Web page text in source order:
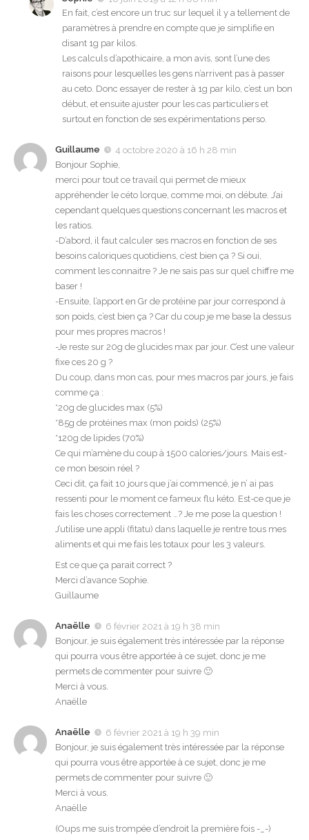
En fait, c’est encore un truc sur lequel il y a tellement de
paramètres à prendre en compte que je simplifie en
disant 1g par kilos.
Les calculs d’apothicaire, a mon avis, sont l’une des
raisons pour lesquelles les gens n’arrivent pas à passer
au ceto. Donc essayer de rester à 1g par kilo, c’est un bon
début, et ensuite ajuster pour les cas particuliers et
surtout en fonction de ses expérimentations perso.
Guillaume
4 octobre 2020 à 16 h 28 min
Bonjour Sophie,
merci pour tout ce travail qui permet de mieux
appréhender le céto lorque, comme moi, on débute. J’ai
cependant quelques questions concernant les macros et
les ratios.
-D’abord, il faut calculer ses macros en fonction de ses
besoins caloriques quotidiens, c’est bien ça ? Si oui,
comment les connaitre ? Je ne sais pas sur quel chiffre me
baser !
-Ensuite, l’apport en Gr de protéine par jour correspond à
son poids, c’est bien ça ? Car du coup je me base la dessus
pour mes propres macros !
-Je reste sur 20g de glucides max par jour. C’est une valeur
fixe ces 20 g ?
Du coup, dans mon cas, pour mes macros par jours, je fais
comme ça :
*20g de glucides max (5%)
*85g de protéines max (mon poids) (25%)
*120g de lipides (70%)
Ce qui m’amène du coup à 1500 calories/jours. Mais est-
ce mon besoin réel ?
Ceci dit, ça fait 10 jours que j’ai commencé, je n’ ai pas
ressenti pour le moment ce fameux flu kéto. Est-ce que je
fais les choses correctement …? Je me pose la question !
J’utilise une appli (fitatu) dans laquelle je rentre tous mes
aliments et qui me fais les totaux pour les 3 valeurs.
Est ce que ça parait correct ?
Merci d’avance Sophie.
Guillaume
Anaëlle
6 février 2021 à 19 h 38 min
Bonjour, je suis également très intéressée par la réponse
qui pourra vous être apportée à ce sujet, donc je me
permets de commenter pour suivre 🙂
Merci à vous.
Anaëlle
Anaëlle
6 février 2021 à 19 h 39 min
Bonjour, je suis également très intéressée par la réponse
qui pourra vous être apportée à ce sujet, donc je me
permets de commenter pour suivre 🙂
Merci à vous.
Anaëlle
(Oups me suis trompée d’endroit la première fois -_-)